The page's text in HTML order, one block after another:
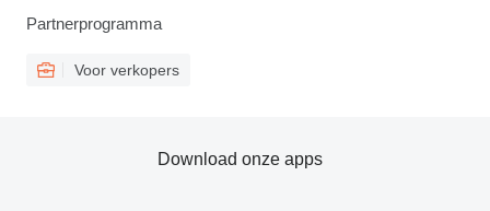
Partnerprogramma
Voor verkopers
Download onze apps